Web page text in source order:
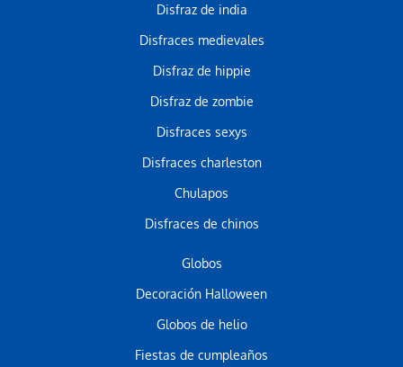
Disfraz de india
Disfraces medievales
Disfraz de hippie
Disfraz de zombie
Disfraces sexys
Disfraces charleston
Chulapos
Disfraces de chinos
Globos
Decoración Halloween
Globos de helio
Fiestas de cumpleaños